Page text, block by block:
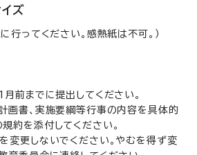
イズ
ってください。感熱紙は不可。）
前までに提出してください。
画書、実施要綱等行事の内容を具体的
約を添付してください。
変更しないでください。やむを得ず変